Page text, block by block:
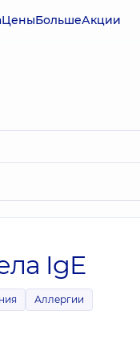
ЦеныБольшеАкции
IgE
Аллергии